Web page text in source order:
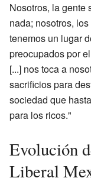
Nosotros, la gente
nada; nosotros,
tenemos un lugar
preocupados por
[...] nos toca a
sacrificios para
sociedad que
para los ricos."
Evolución
Liberal